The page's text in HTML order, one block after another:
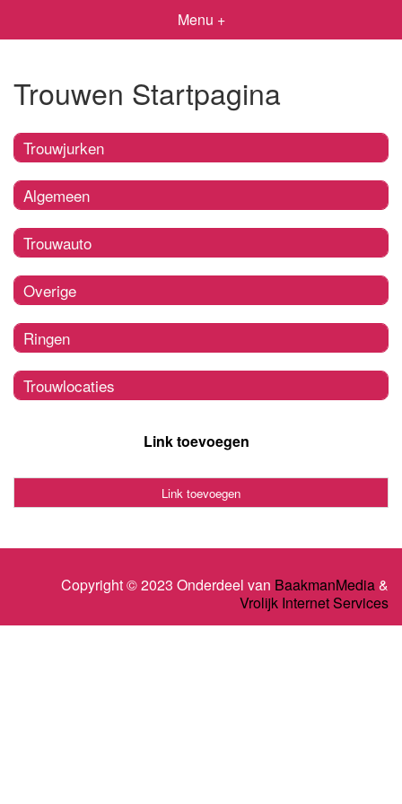
Menu +
Trouwen Startpagina
Trouwjurken
Algemeen
Trouwauto
Overige
Ringen
Trouwlocaties
Link toevoegen
Link toevoegen
Copyright © 2023 Onderdeel van BaakmanMedia&
Vrolijk Internet Services